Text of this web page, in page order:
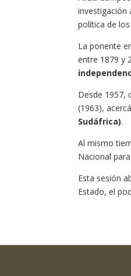
investigación
política de
La ponente
entre 1879 y
Desde 1957,
(1963),
Sudáfrica).
Al mismo
Nacional
Esta sesión
Estado, el